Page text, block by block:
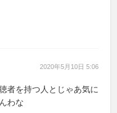
2020年5月10日 5:06
者を持つ人とじゃあ気に
わな